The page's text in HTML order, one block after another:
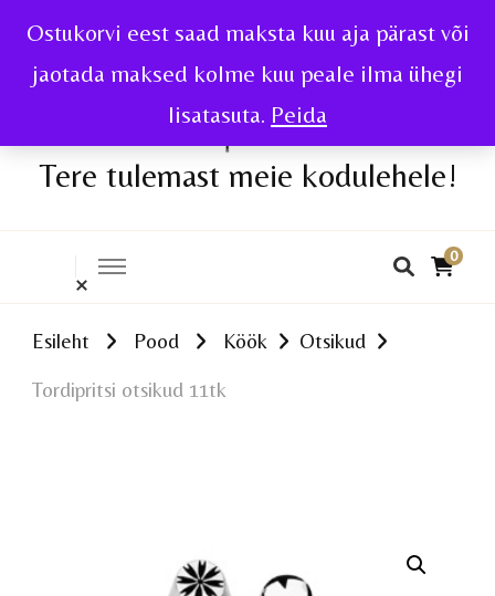
Ostukorvi eest saad maksta kuu aja pärast või
jaotada maksed kolme kuu peale ilma ühegi
lisatasuta. Peida
Tere tulemast meie kodulehele!
0
Esileht Pood Köök Otsikud
Tordipritsi otsikud 11tk